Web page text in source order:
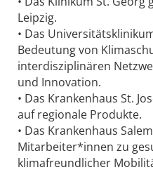
Leipzig.
• Das
Bedeutung von
interdisziplinären
und Innovation.
• Das Krankenhaus St.
auf regionale Produkte.
• Das Krankenhaus
Mitarbeiter*innen zu
klimafreundlicher